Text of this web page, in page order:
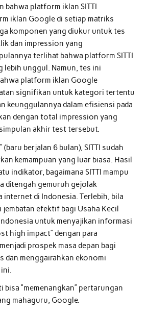
bahwa platform iklan SITTI
iklan Google di setiap matriks
komponen yang diukur untuk tes
dan impression yang
terlihat bahwa platform SITTI
lebih unggul. Namun, tes ini
platform iklan Google
signifikan untuk kategori tertentu
keunggulannya dalam efisiensi pada
dengan total impression yang
akhir test tersebut.
(baru berjalan 6 bulan), SITTI sudah
kemampuan yang luar biasa. Hasil
indikator, bagaimana SITTI mampu
ditengah gemuruh gejolak
internet di Indonesia. Terlebih, bila
jembatan efektif bagi Usaha Kecil
untuk menyajikan informasi
high impact” dengan para
prospek masa depan bagi
dan menggairahkan ekonomi
bisa “memenangkan” pertarungan
mahaguru, Google.